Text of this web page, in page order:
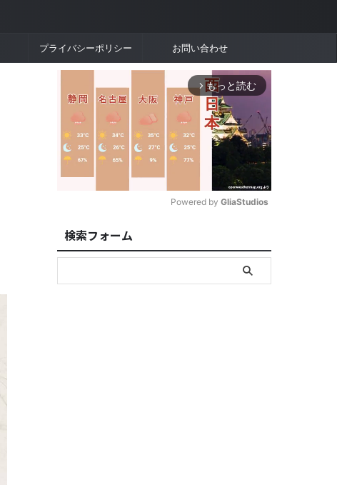
プライバシーポリシー お問い合わせ
arrow_forward_ios もっと読む
u
t
Powered by GliaStudios
検索フォーム